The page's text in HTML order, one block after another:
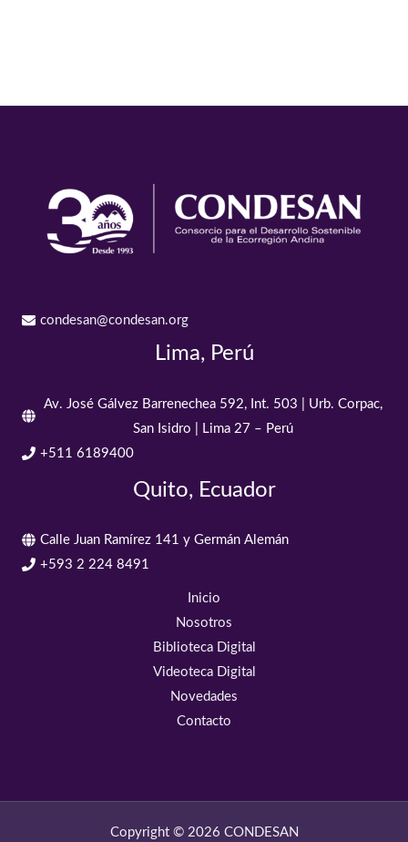
condesan@condesan.org
Lima, Perú
Av. José Gálvez Barrenechea 592, Int. 503 | Urb. Corpac,
San Isidro | Lima 27 – Perú
+511 6189400
Quito, Ecuador
Calle Juan Ramírez 141 y Germán Alemán
+593 2 224 8491
Inicio
Nosotros
Biblioteca Digital
Videoteca Digital
Novedades
Contacto
Copyright © 2026 CONDESAN